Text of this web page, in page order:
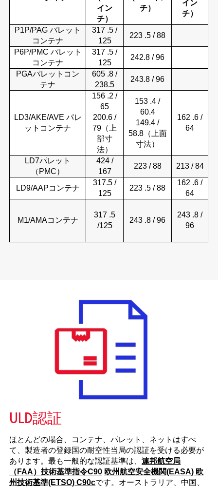
イン
チ）
チ）
イン
チ）
P1P/PAGパレット
コンテナ
317 .5 /
125
223 .5 / 88
P6P/PMC パレット
コンテナ
317 .5 /
125
242.8 / 96
PGAパレットコン
テナ
605 .8 /
238.5
243.8 / 96
LD3/AKE/AVE パレ
ットコンテナ
156 .2 /
65
200.6 /
79（上
部寸
法）
153 .4 /
60.4
149.4 /
58.8（上面
寸法）
162 .6 /
64
LD7パレット
（PMC）
424 /
167
223 / 88 213 / 84
LD9/AAPコンテナ
317.5 /
125
223 .5 / 88
162 .6 /
64
M1/AMAコンテナ
317 .5
/125
243 .8 / 96
243 .8 /
96
ULD認証
ほとんどの場合、コンテナ、パレット、ネットはすべ
て、製造者の登録国の耐空性当局の認証を受ける必要が
あります。最も一般的な認証基準は、連邦航空局
（FAA）技術基準指令C90 欧州航空安全機関(EASA) 欧
州技術基準(ETSO) C90cです。オーストラリア、中国、